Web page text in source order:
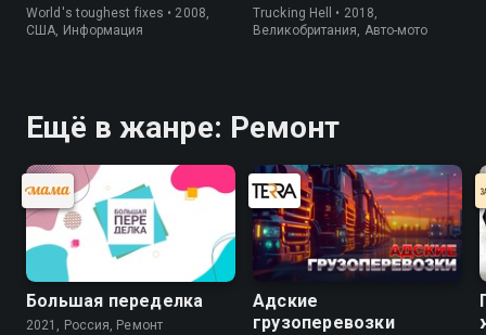
World's toughest fixes • 2008,
США, Информация
Trucking Hell • 2018,
Великобритания, Авто-мото
Ещё в жанре: Ремонт
Большая переделка
2021, Россия, Ремонт
Адские
грузоперевозки